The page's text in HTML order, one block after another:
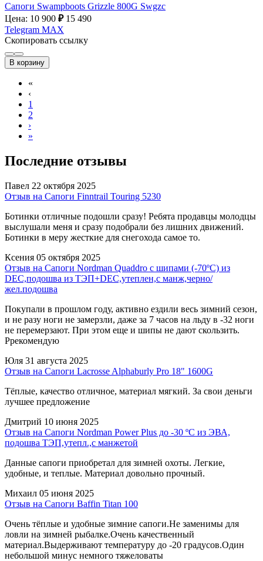
Сапоги Swampboots Grizzle 800G Swgzc
Цена: 10 900 ₽ 15 490
Telegram MAX
Скопировать ссылку
В корзину
«
‹
1
2
›
»
Последние отзывы
Павел 22 октября 2025
Отзыв на Сапоги Finntrail Touring 5230
Ботинки отличные подошли сразу! Ребята продавцы молодцы
выслушали меня и сразу подобрали без лишних движений.
Ботинки в меру жесткие для снегохода самое то.
Ксения 05 октября 2025
Отзыв на Сапоги Nordman Quaddro с шипами (-70ºС) из
DEC,подошва из ТЭП+DEC,утеплен,с манж,черно/
жел.подошва
Покупали в прошлом году, активно ездили весь зимний сезон,
и не разу ноги не замерзли, даже за 7 часов на льду в -32 ноги
не перемерзают. При этом еще и шипы не дают скользить.
Ррекомендую
Юля 31 августа 2025
Отзыв на Сапоги Lacrosse Alphaburly Pro 18" 1600G
Тёплые, качество отличное, материал мягкий. За свои деньги
лучшее предложение
Дмитрий 10 июня 2025
Отзыв на Сапоги Nordman Power Plus до -30 ºС из ЭВА,
подошва ТЭП,утепл.,с манжетой
Данные сапоги приобретал для зимней охоты. Легкие,
удобные, и теплые. Материал довольно прочный.
Михаил 05 июня 2025
Отзыв на Сапоги Baffin Titan 100
Очень тёплые и удобные зимние сапоги.Не заменимы для
ловли на зимней рыбалке.Очень качественный
материал.Выдерживают температуру до -20 градусов.Один
небольшой минус немного тяжеловаты